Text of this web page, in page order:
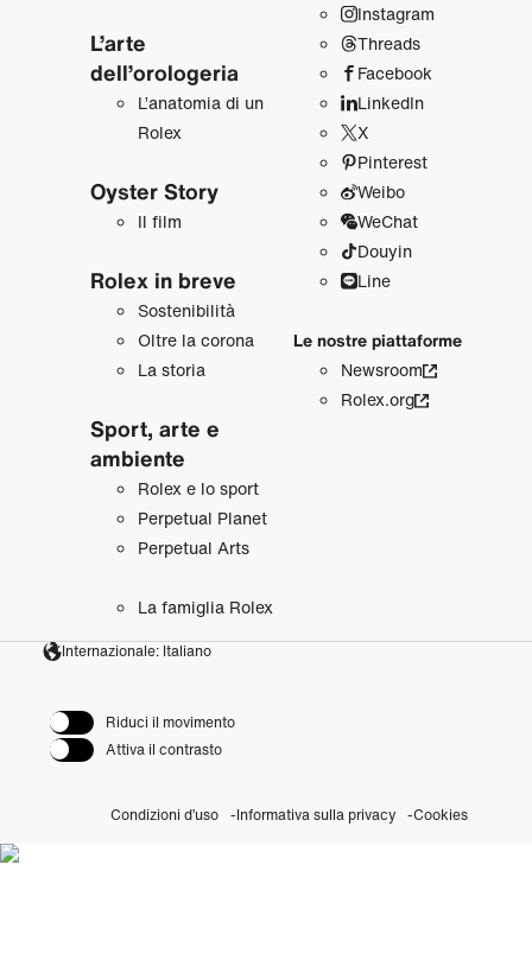
L’arte
dell’orologeria
L’anatomia di un
Rolex
Oyster Story
Il film
Rolex in breve
Sostenibilità
Oltre la corona
La storia
Sport, arte e
ambiente
Rolex e lo sport
Perpetual Planet
Perpetual Arts
La famiglia Rolex
Instagram
Threads
Facebook
LinkedIn
X
Pinterest
Weibo
WeChat
Douyin
Line
Le nostre piattaforme
Newsroom
Rolex.org
Internazionale: Italiano
Riduci il movimento
Attiva il contrasto
Condizioni d’uso Informativa sulla privacy Cookies